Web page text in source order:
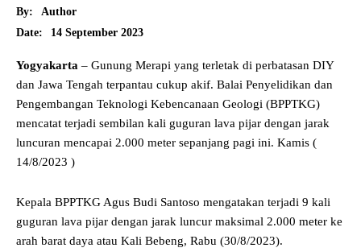
By:
Author
Date:
14 September 2023
Yogyakarta – Gunung Merapi yang terletak di perbatasan DIY
dan Jawa Tengah terpantau cukup akif. Balai Penyelidikan dan
Pengembangan Teknologi Kebencanaan Geologi (BPPTKG)
mencatat terjadi sembilan kali guguran lava pijar dengan jarak
luncuran mencapai 2.000 meter sepanjang pagi ini. Kamis (
14/8/2023 )
Kepala BPPTKG Agus Budi Santoso mengatakan terjadi 9 kali
guguran lava pijar dengan jarak luncur maksimal 2.000 meter ke
arah barat daya atau Kali Bebeng, Rabu (30/8/2023).